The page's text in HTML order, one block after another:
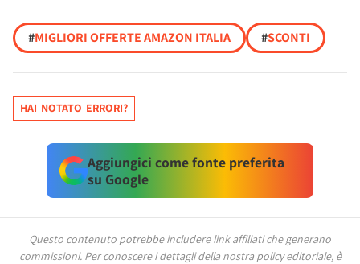
#MIGLIORI OFFERTE AMAZON ITALIA #SCONTI
HAI NOTATO ERRORI?
Aggiungici come fonte preferita
su Google
Questo contenuto potrebbe includere link affiliati che generano
commissioni. Per conoscere i dettagli della nostra policy editoriale, è